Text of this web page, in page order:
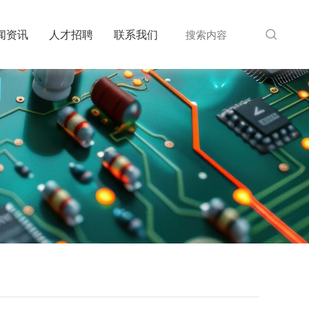
资讯 人才招聘 联系我们